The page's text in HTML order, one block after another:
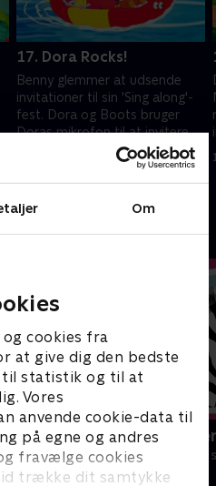
Om
cookies fra
at give dig den bedste
til statistik og til at
Vores
anvende cookie-data til
på egne og andres
fravælge cookies
trække dit samtykke
17. Dora Rocks!
Benny glemmer at udsende
invitationer til sin 'Sing along'-
fest. Dora og Boots bruger
Doras mikrofon til at invitere
alle deres venner med til
Miniteve:
Børneserier • 1